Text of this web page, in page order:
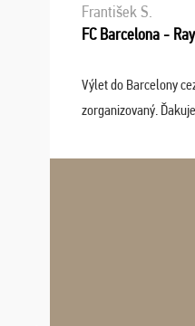
František S.
FC Barcelona -
Výlet do Barcelony
zorganizovaný.